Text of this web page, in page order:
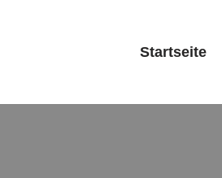
Startseite